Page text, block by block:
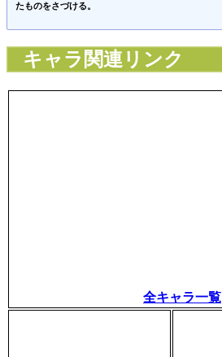
たものをさづける。
キャラ関連リンク
全キャラ一覧